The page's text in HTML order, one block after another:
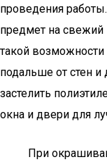
проведения
предмет на свежий
такой возможности
подальше от стен и
застелить
окна и двери для
При